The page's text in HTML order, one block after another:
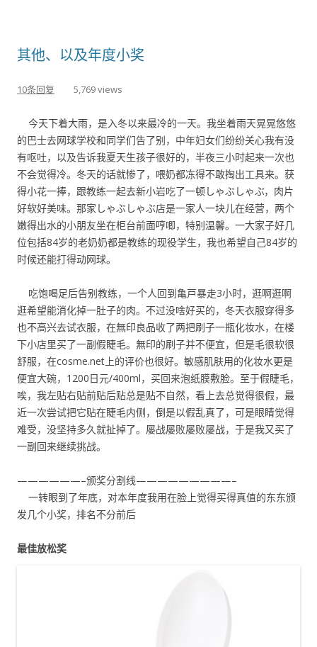
其他、以及年度小奖
10条回复 5,769 views
今天下着大雨，是入冬以来最冷的一天。我坐着雨天晃晃悠悠
的巴士去网球学校和同学们告了别，中年妇女们纷纷关心我有没
有呕吐，以及告诉我夏天生孩子很好的，半夜三小时起来一次也
不会觉得冷。冬天的话就惨了，喂奶都冻得不敢掏出工具来。获
得小花一捧，跟教练一起去新小岩吃了一顿しゃぶしゃぶ，肉片
好软好美味。那家しゃぶしゃぶ店是一家人一块儿在经营，两个
嫩得出水的小朋友坐在柜台前面哼唧，特别温馨。一大家子好几
位包括84岁的老奶奶都是教练的现役学生，我也希望自己84岁的
时候还能打得动网球。
吃饱喝足后告别教练，一个人回到亀戸暴走3小时，逛啊逛啊
逛希望能消化掉一肚子的肉。不过没啥好买的，冬天衣服穿得多
也不高兴去试衣服，在無印良品收了两把刷子一瓶化妆水，在楼
下小店里买了一副假睫毛。無印的刷子并不便宜，但是毛很软很
舒服，在cosme.net上的评价也很好。敏感肌肤用的化妆水更是
便宜大碗，1200日元/400ml，买回来泡纸膜敷脸。至于假睫毛，
唉，我左贴右贴前贴后贴总是贴不自然，看上去总觉得很假，最
近一次尝试把它贴在睫毛内侧，倒是以假乱真了，可是眼睛觉得
难受，没坚持多久就扯掉了。屡战屡败屡败屡战，于是我又买了
一副回来继续挑战。
——————–颁奖分割线—————————–
一转眼到了年底，对本年度我用在脸上觉得买得真值的东东颁
发几个小奖，排名不分前后
最佳放松奖